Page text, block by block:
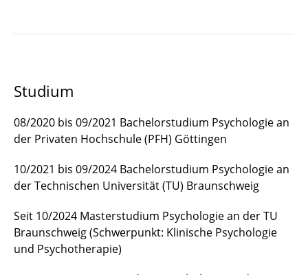
Studium
08/2020 bis 09/2021 Bachelorstudium Psychologie an
der Privaten Hochschule (PFH) Göttingen
10/2021 bis 09/2024 Bachelorstudium Psychologie an
der Technischen Universität (TU) Braunschweig
Seit 10/2024 Masterstudium Psychologie an der TU
Braunschweig (Schwerpunkt: Klinische Psychologie
und Psychotherapie)